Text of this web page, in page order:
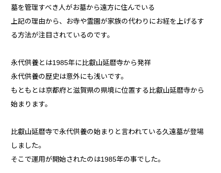
墓を管理すべき人がお墓から遠方に住んでいる
上記の理由から、お寺や霊園が家族の代わりにお経を上げるす
る方法が注目されているのです。
永代供養とは1985年に比叡山延暦寺から発祥
永代供養の歴史は意外にも浅いです。
もともとは京都府と滋賀県の県境に位置する比叡山延暦寺から
始まります。
比叡山延暦寺で永代供養の始まりと言われている久遠墓が登場
しました。
そこで運用が開始されたのは1985年の事でした。